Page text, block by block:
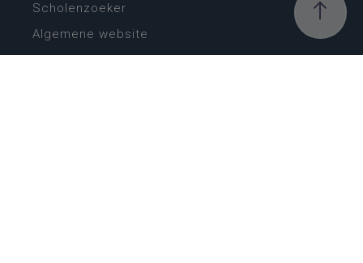
Scholenzoeker
Algemene website